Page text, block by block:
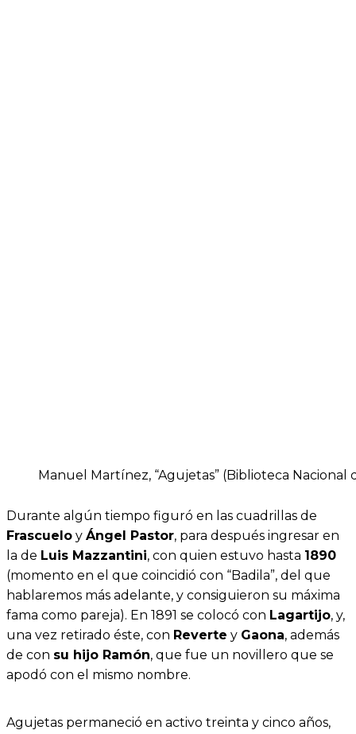
Manuel Martínez, “Agujetas” (Biblioteca Nacional
Durante algún tiempo figuró en las cuadrillas de
Frascuelo y Ángel Pastor, para después ingresar en
la de Luis Mazzantini, con quien estuvo hasta 1890
(momento en el que coincidió con “Badila”, del que
hablaremos más adelante, y consiguieron su máxima
fama como pareja). En 1891 se colocó con Lagartijo, y,
una vez retirado éste, con Reverte y Gaona, además
de con su hijo Ramón, que fue un novillero que se
apodó con el mismo nombre.
Agujetas permaneció en activo treinta y cinco años,